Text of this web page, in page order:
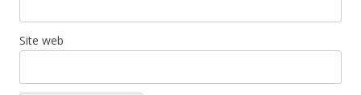
Site web